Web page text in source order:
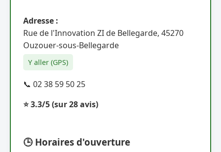
Adresse :
Rue de l'Innovation ZI de Bellegarde, 45270
Ouzouer-sous-Bellegarde
Y aller (GPS)
📞 02 38 59 50 25
⭐ 3.3/5(sur 28 avis)
🕒 Horaires d'ouverture